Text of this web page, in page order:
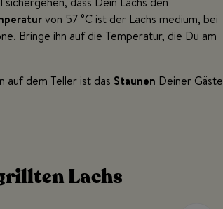
von 57 °C ist der Lachs medium, bei
Bringe ihn auf die Temperatur, die Du am
auf dem Teller ist das Staunen Deiner Gäste
Lachs